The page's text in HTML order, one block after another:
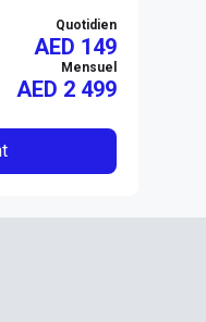
Quotidien
AED 149
Mensuel
AED 2 499